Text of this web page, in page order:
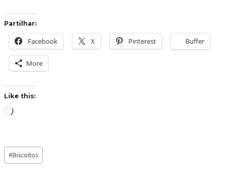
Partilhar:
Facebook X Pinterest Buffer
More
Like this:
L
d
Post
Tags:
#Biscoitos